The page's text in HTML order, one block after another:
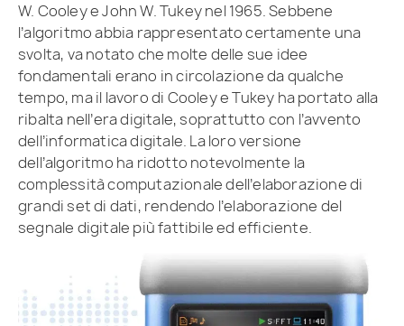
W. Cooley e John W. Tukey nel 1965. Sebbene
l’algoritmo abbia rappresentato certamente una
svolta, va notato che molte delle sue idee
fondamentali erano in circolazione da qualche
tempo, ma il lavoro di Cooley e Tukey ha portato alla
ribalta nell’era digitale, soprattutto con l’avvento
dell’informatica digitale. La loro versione
dell’algoritmo ha ridotto notevolmente la
complessità computazionale dell’elaborazione di
grandi set di dati, rendendo l’elaborazione del
segnale digitale più fattibile ed efficiente.